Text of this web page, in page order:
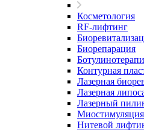
Косметология
RF-лифтинг
Биорепарация
Контурная
Лазерная
Лазерная
Лазерный
Миостимуляция
Нитевой